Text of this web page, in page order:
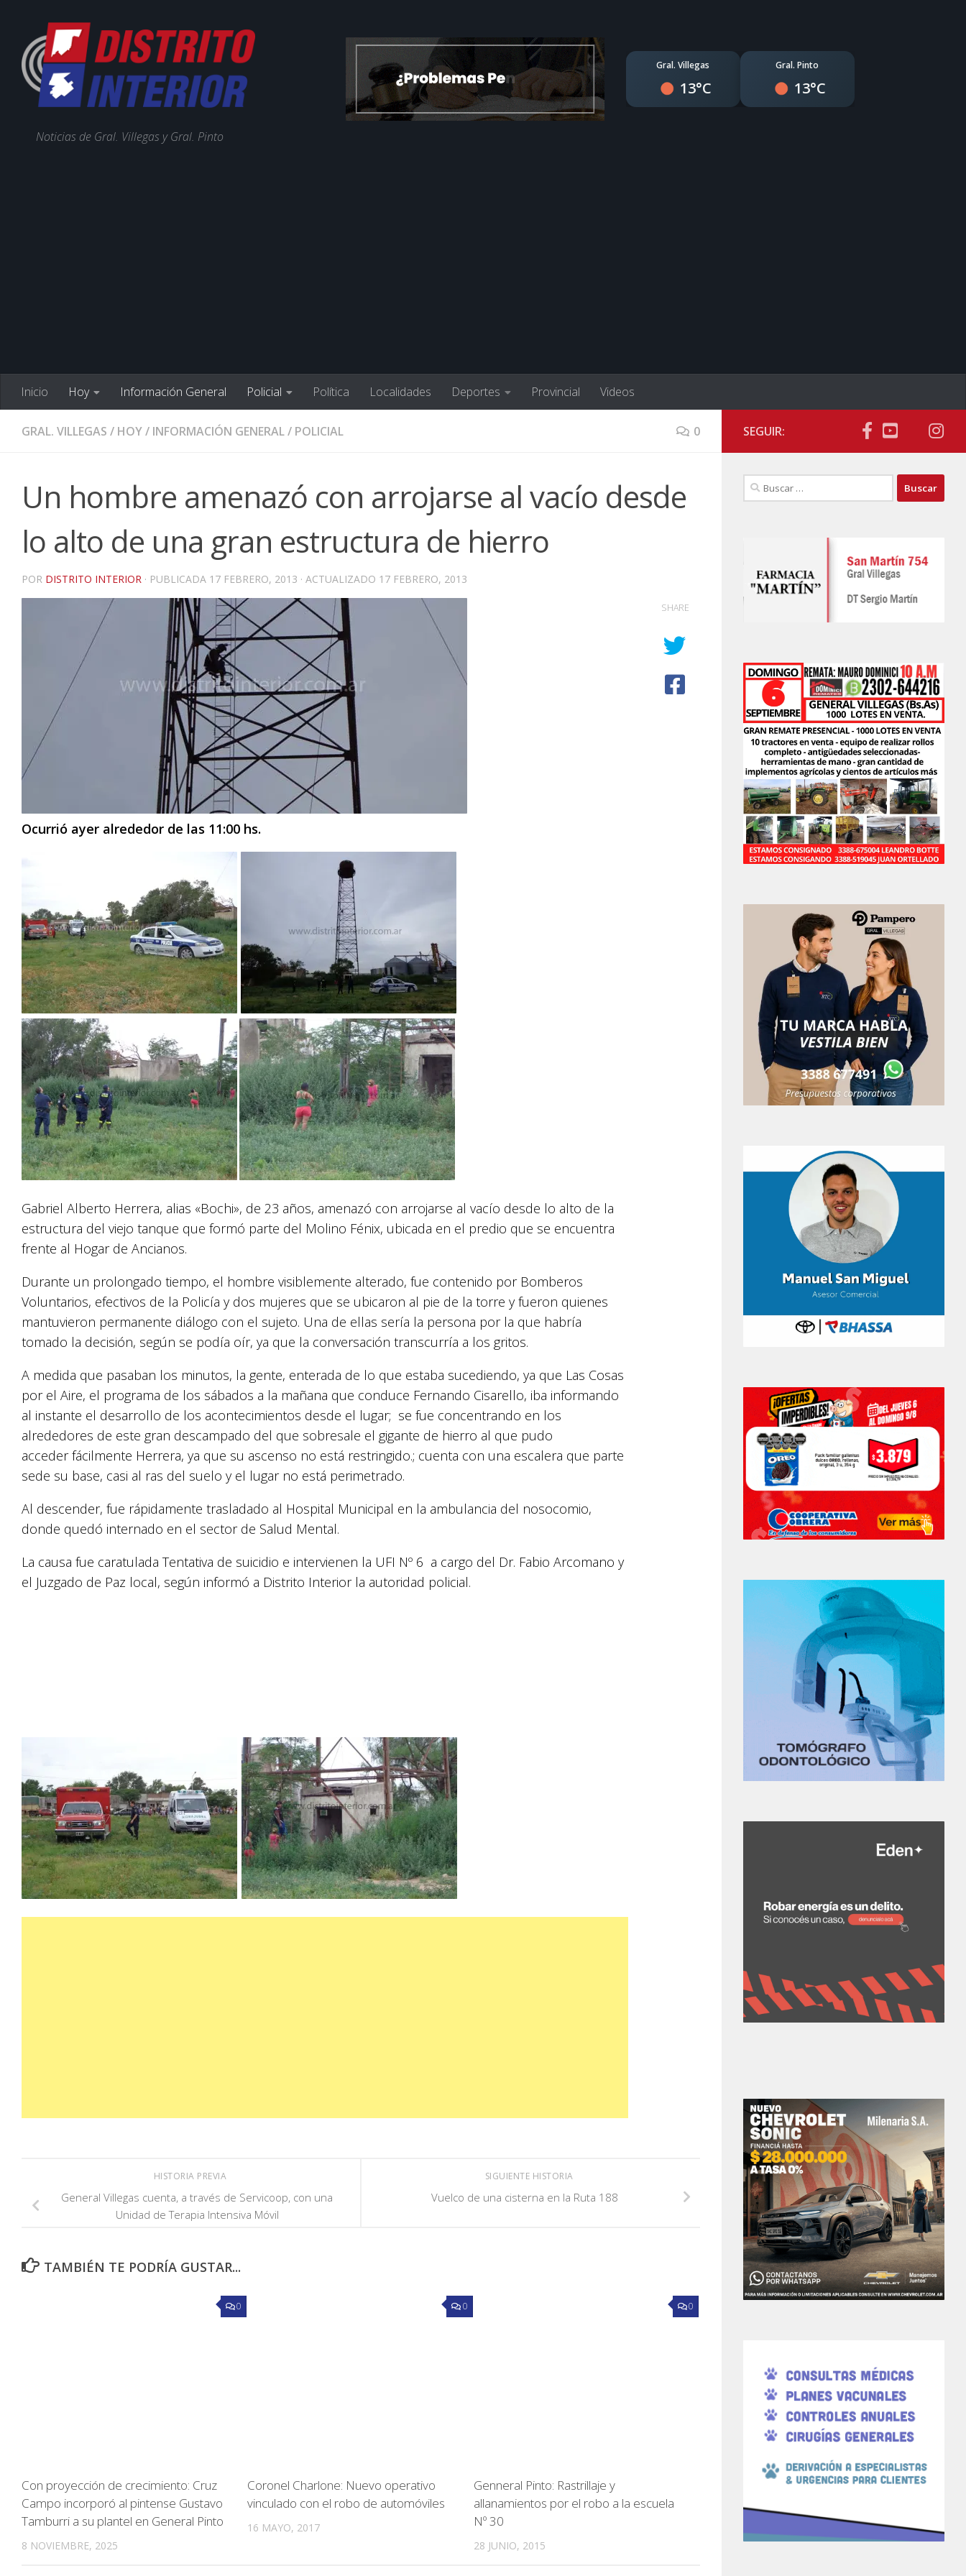
Noticias de Gral. Villegas y Gral. Pinto
Gral. Villegas
13°C
Gral. Pinto
13°C
Inicio Hoy Información General Policial Política Localidades Deportes Provincial Videos
GRAL. VILLEGAS / HOY/ INFORMACIÓN GENERAL/ POLICIAL 0
Un hombre amenazó con arrojarse al vacío desde
lo alto de una gran estructura de hierro
POR DISTRITO INTERIOR · PUBLICADA 17 FEBRERO, 2013 · ACTUALIZADO 17 FEBRERO, 2013
Ocurrió ayer alrededor de las 11:00 hs.
Gabriel Alberto Herrera, alias «Bochi», de 23 años, amenazó con arrojarse al vacío desde lo alto de la
estructura del viejo tanque que formó parte del Molino Fénix, ubicada en el predio que se encuentra
frente al Hogar de Ancianos.
Durante un prolongado tiempo, el hombre visiblemente alterado, fue contenido por Bomberos
Voluntarios, efectivos de la Policía y dos mujeres que se ubicaron al pie de la torre y fueron quienes
mantuvieron permanente diálogo con el sujeto. Una de ellas sería la persona por la que habría
tomado la decisión, según se podía oír, ya que la conversación transcurría a los gritos.
A medida que pasaban los minutos, la gente, enterada de lo que estaba sucediendo, ya que Las Cosas
por el Aire, el programa de los sábados a la mañana que conduce Fernando Cisarello, iba informando
al instante el desarrollo de los acontecimientos desde el lugar; se fue concentrando en los
alrededores de este gran descampado del que sobresale el gigante de hierro al que pudo
acceder fácilmente Herrera, ya que su ascenso no está restringido.; cuenta con una escalera que parte
sede su base, casi al ras del suelo y el lugar no está perimetrado.
Al descender, fue rápidamente trasladado al Hospital Municipal en la ambulancia del nosocomio,
donde quedó internado en el sector de Salud Mental.
La causa fue caratulada Tentativa de suicidio e intervienen la UFI Nº 6 a cargo del Dr. Fabio Arcomano y
el Juzgado de Paz local, según informó a Distrito Interior la autoridad policial.
SHARE
SIGUIENTE HISTORIA
Vuelco de una cisterna en la Ruta 188
HISTORIA PREVIA
General Villegas cuenta, a través de Servicoop, con una
Unidad de Terapia Intensiva Móvil
TAMBIÉN TE PODRÍA GUSTAR...
0
Con proyección de crecimiento: Cruz
Campo incorporó al pintense Gustavo
Tamburri a su plantel en General Pinto
8 NOVIEMBRE, 2025
0
Coronel Charlone: Nuevo operativo
vinculado con el robo de automóviles
16 MAYO, 2017
0
Genneral Pinto: Rastrillaje y
allanamientos por el robo a la escuela
Nº 30
28 JUNIO, 2015
SEGUIR:
Buscar: